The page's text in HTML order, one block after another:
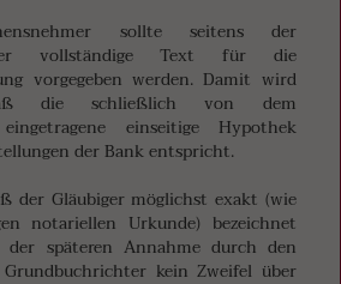
sollte seitens der
vollständige Text für die
vorgegeben werden. Damit wird
die schließlich von dem
einseitige Hypothek
der Bank entspricht.
der Gläubiger möglichst exakt (wie
notariellen Urkunde) bezeichnet
späteren Annahme durch den
kein Zweifel über